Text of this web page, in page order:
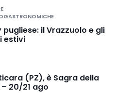
il Vrazzuolo e gli
estivi
(PZ), è Sagra della
20/21 ago